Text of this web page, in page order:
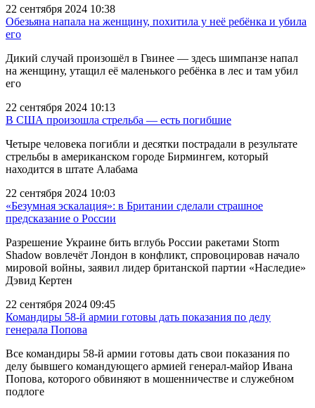
22 сентября 2024 10:38
Обезьяна напала на женщину, похитила у неё ребёнка и убила
его
Дикий случай произошёл в Гвинее — здесь шимпанзе напал
на женщину, утащил её маленького ребёнка в лес и там убил
его
22 сентября 2024 10:13
В США произошла стрельба — есть погибшие
Четыре человека погибли и десятки пострадали в результате
стрельбы в американском городе Бирмингем, который
находится в штате Алабама
22 сентября 2024 10:03
«Безумная эскалация»: в Британии сделали страшное
предсказание о России
Разрешение Украине бить вглубь России ракетами Storm
Shadow вовлечёт Лондон в конфликт, спровоцировав начало
мировой войны, заявил лидер британской партии «Наследие»
Дэвид Кертен
22 сентября 2024 09:45
Командиры 58-й армии готовы дать показания по делу
генерала Попова
Все командиры 58-й армии готовы дать свои показания по
делу бывшего командующего армией генерал-майор Ивана
Попова, которого обвиняют в мошенничестве и служебном
подлоге